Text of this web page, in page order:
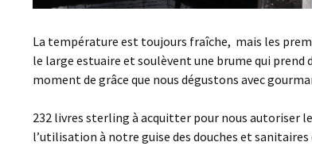
La température est toujours fraîche, mais les
le large estuaire et soulèvent une brume qui prend
moment de grâce que nous dégustons avec
232 livres sterling à acquitter pour nous autoriser
l’utilisation à notre guise des douches et